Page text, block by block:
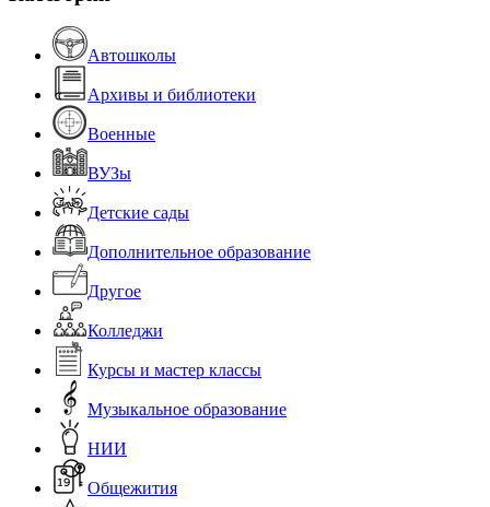
Автошколы
Архивы и библиотеки
Военные
ВУЗы
Детские сады
Дополнительное образование
Другое
Колледжи
Курсы и мастер классы
Музыкальное образование
НИИ
Общежития